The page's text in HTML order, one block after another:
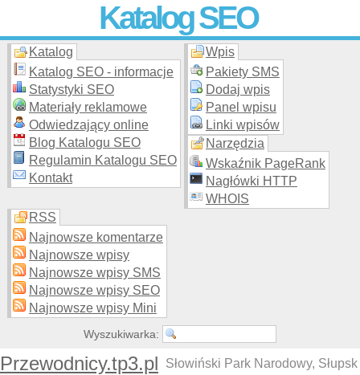
Katalog SEO
Skuteczna i promocja stron WWW –
moderowanego katalogu za darmo!
Katalog
Katalog SEO - informacje
Statystyki SEO
Materiały reklamowe
Odwiedzający online
Blog Katalogu SEO
Regulamin Katalogu SEO
Kontakt
Wpis
Pakiety SMS
Dodaj wpis
Panel wpisu
Linki wpisów
Narzędzia
Wskaźnik PageRank
Nagłówki HTTP
WHOIS
RSS
Najnowsze komentarze
Najnowsze wpisy
Najnowsze wpisy SMS
Najnowsze wpisy SEO
Najnowsze wpisy Mini
Wyszukiwarka:
Przewodnicy.tp3.pl Słowiński Park Narodowy,